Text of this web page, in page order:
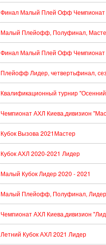
Финал Малый Плей Офф Чемпионат
Малый Плейофф, Полуфинал,
Финал Малый Плей Офф Чемпионат
Плейофф Лидер, четвертьфинал,
Квалификационный турнир
Чемпионат АХЛ Киева,дивизион
Кубок Вызова 2021Мастер
Кубок АХЛ 2020-2021 Лидер
Малый Кубок Лидер 2020 - 2021
Малый Плейофф, Полуфинал,
Чемпионат АХЛ Киева,дивизион
Летний Кубок АХЛ 2021 Лидер